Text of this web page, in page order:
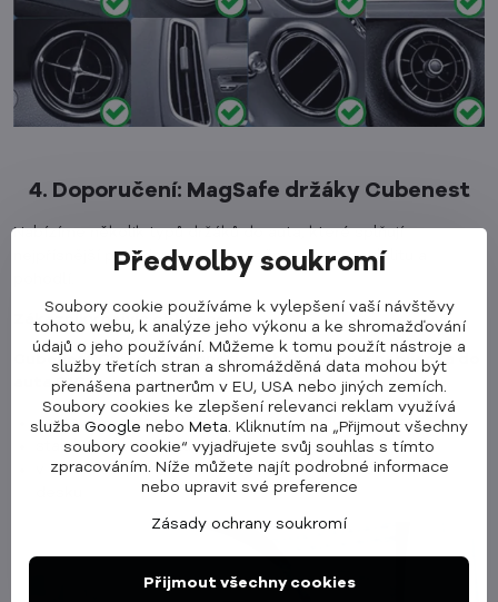
4. Doporučení: MagSafe držáky Cubenest
Nabízíme několik typů držáků do auta, které splňují
nejpřísnější požadavky na bezpečnost, kompatibilitu a
Zákazníky nejvíc oblíbené
Cubenest Chladící magnetická bezdrátová nabíječka do
auta S1C2
vestavěný chladící čip zabraňuje přehřívání telefonu
stabilní držení i s MagSafe pouzdrem
v balení taky držák s přísavkou na sklo nebo palubní
Předvolby soukromí
Soubory cookie používáme k vylepšení vaší návštěvy
tohoto webu, k analýze jeho výkonu a ke shromažďování
údajů o jeho používání. Můžeme k tomu použít nástroje a
služby třetích stran a shromážděná data mohou být
přenášena partnerům v EU, USA nebo jiných zemích.
Soubory cookies ke zlepšení relevanci reklam využívá
služba Google nebo Meta. Kliknutím na „Přijmout všechny
soubory cookie“ vyjadřujete svůj souhlas s tímto
zpracováním. Níže můžete najít podrobné informace
nebo upravit své preference
Zásady ochrany soukromí
Přijmout všechny cookies